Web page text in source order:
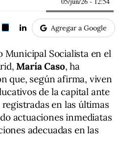
Agregar a Google
Municipal Socialista en el
María Caso, ha
que, según afirma, viven
de la capital ante
en las últimas
actuaciones inmediatas
adecuadas en las